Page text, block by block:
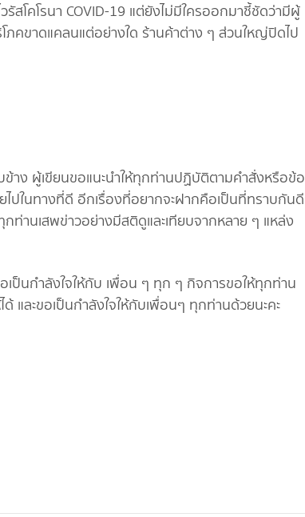
โคโรนา COVID-19 แต่ยังไม่มีใครออกมาชี้ชัดว่ามีผู้
ภคขาดแคลนแต่อย่างใด ร้านค้าต่าง ๆ ส่วนใหญ่ปิดไป
าง ผู้เขียนขอแนะนำให้ทุกท่านปฏิบัติตามคำสั่งหรือข้อ
ปในทางที่ดี อีกเรื่องที่อยากจะฝากคือเป็นที่ทราบกันดี
ท่านเสพข่าวอย่างมีสติดูและเทียบจากหลาย ๆ แหล่ง
ป็นกำลังใจให้กับ เพื่อน ๆ ทุก ๆ กิจการขอให้ทุกท่าน
และขอเป็นกำลังใจให้กับเพื่อนๆ ทุกท่านด้วยนะคะ